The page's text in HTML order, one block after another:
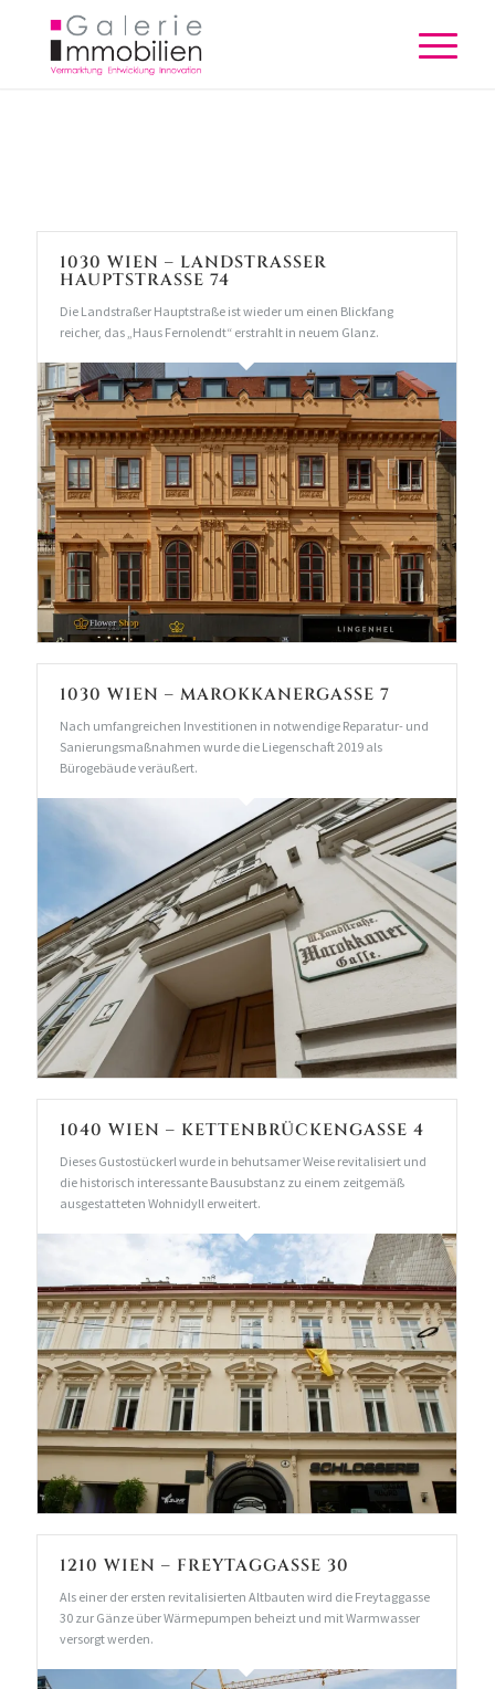
1030 WIEN – LANDSTRASSER H
AUPTSTRASSE 74
Die Landstraßer Hauptstraße ist wieder um einen Blickfang
reicher, das „Haus Fernolendt“ erstrahlt in neuem Glanz.
1030 WIEN – MAROKKANERGASSE 7
Nach umfangreichen Investitionen in notwendige Reparatur- und
Sanierungsmaßnahmen wurde die Liegenschaft 2019 als
Bürogebäude veräußert.
1040 WIEN – KETTENBRÜCKENGASSE 4
Dieses Gustostückerl wurde in behutsamer Weise revitalisiert und
die historisch interessante Bausubstanz zu einem zeitgemäß
ausgestatteten Wohnidyll erweitert.
1210 WIEN – FREYTAGGASSE 30
Als einer der ersten revitalisierten Altbauten wird die Freytaggasse
30 zur Gänze über Wärmepumpen beheizt und mit Warmwasser
versorgt werden.